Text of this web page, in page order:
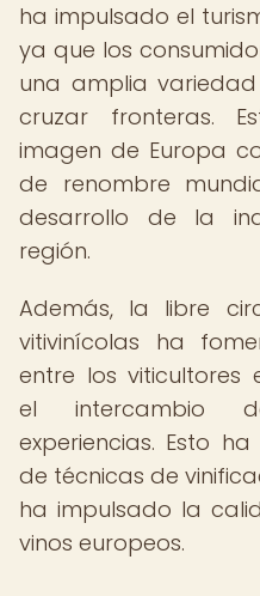
ha impulsado el
ya que los
una amplia
cruzar fronteras.
imagen de Europa
de renombre
desarrollo de la
región.
Además, la libre
vitivinícolas ha
entre los viticultores
el intercambio
experiencias. Esto
de técnicas de
ha impulsado la
vinos europeos.